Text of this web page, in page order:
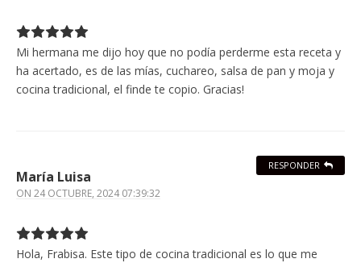
Mi hermana me dijo hoy que no podía perderme esta receta y
ha acertado, es de las mías, cuchareo, salsa de pan y moja y
cocina tradicional, el finde te copio. Gracias!
María Luisa
ON 24 OCTUBRE, 2024 07:39:32
Hola, Frabisa. Este tipo de cocina tradicional es lo que me
RESPONDER